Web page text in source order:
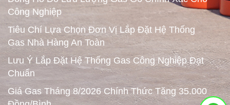
Công Nghiệp
Tiêu Chí Lựa Chọn Đơn Vị Lắp Đặt Hệ Thống
Gas Nhà Hàng An Toàn
Lưu Ý Lắp Đặt Hệ Thống Gas Công Nghiệp Đạt
Chuẩn
Giá Gas Tháng 8/2026 Chính Thức Tăng 35.000